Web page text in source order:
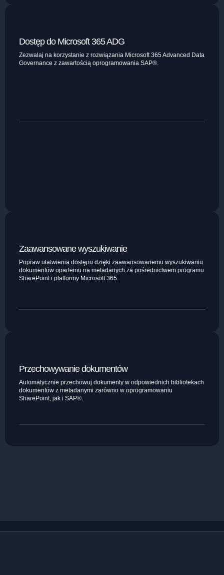
Dostęp do Microsoft 365 ADG
Zezwalaj na korzystanie z rozwiązania Microsoft 365 Advanced Data
Governance z zawartością oprogramowania SAP®.
Zaawansowane wyszukiwanie
Popraw ułatwienia dostępu dzięki zaawansowanemu wyszukiwaniu
dokumentów opartemu na metadanych za pośrednictwem programu
SharePoint i platformy Microsoft 365.
Przechowywanie dokumentów
Automatycznie przechowuj dokumenty w odpowiednich bibliotekach
dokumentów z metadanymi zarówno w oprogramowaniu
SharePoint, jak i SAP®.